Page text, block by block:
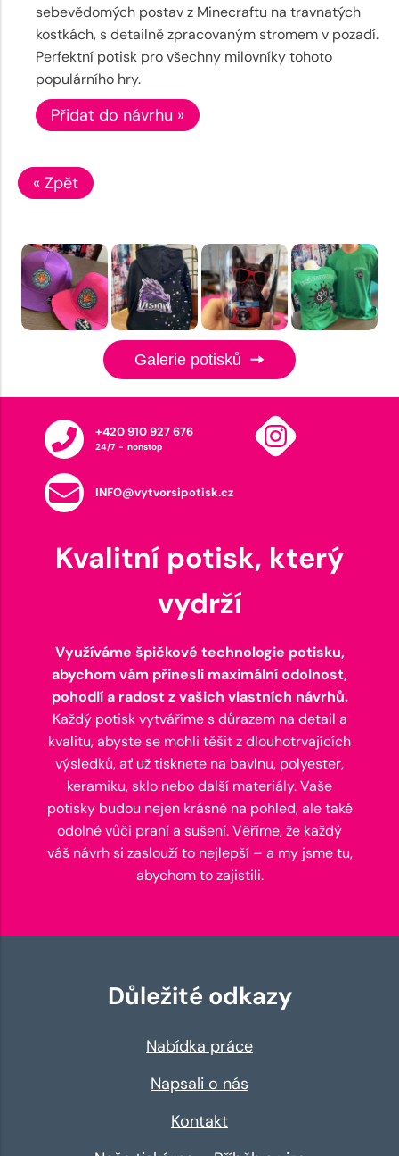
sebevědomých postav z Minecraftu na travnatých
kostkách, s detailně zpracovaným stromem v pozadí.
Perfektní potisk pro všechny milovníky tohoto
populárního hry.
Přidat do návrhu »
« Zpět
Galerie potisků
+420 910 927 676
24/7 - nonstop
INFO@vytvorsipotisk.cz
Kvalitní potisk, který
vydrží
Využíváme špičkové technologie potisku,
abychom vám přinesli maximální odolnost,
pohodlí a radost z vašich vlastních návrhů.
Každý potisk vytváříme s důrazem na detail a
kvalitu, abyste se mohli těšit z dlouhotrvajících
výsledků, ať už tisknete na bavlnu, polyester,
keramiku, sklo nebo další materiály. Vaše
potisky budou nejen krásné na pohled, ale také
odolné vůči praní a sušení. Věříme, že každý
váš návrh si zaslouží to nejlepší – a my jsme tu,
abychom to zajistili.
Důležité odkazy
Nabídka práce
Napsali o nás
Kontakt